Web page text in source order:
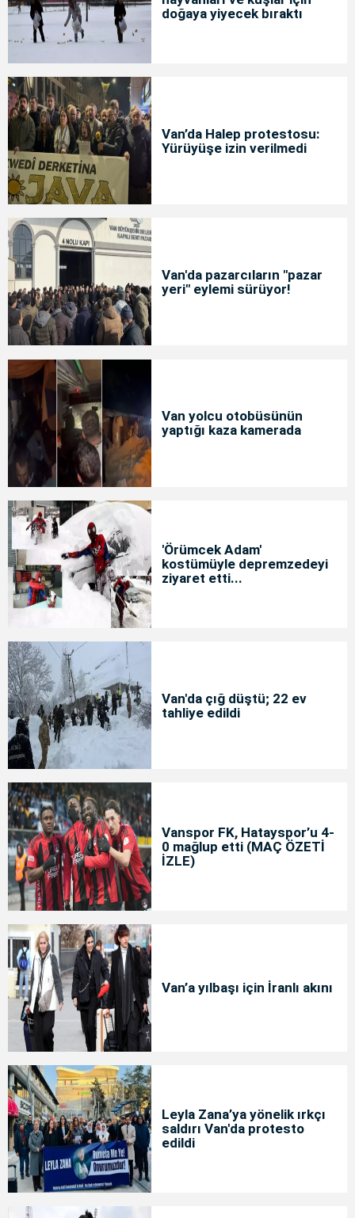
doğaya yiyecek bıraktı
Van’da Halep protestosu:
Yürüyüşe izin verilmedi
Van'da pazarcıların "pazar
yeri" eylemi sürüyor!
Van yolcu otobüsünün
yaptığı kaza kamerada
'Örümcek Adam'
kostümüyle depremzedeyi
ziyaret etti...
Van'da çığ düştü; 22 ev
tahliye edildi
Vanspor FK, Hatayspor’u 4-
0 mağlup etti (MAÇ ÖZETİ
İZLE)
Van’a yılbaşı için İranlı akını
Leyla Zana’ya yönelik ırkçı
saldırı Van'da protesto
edildi